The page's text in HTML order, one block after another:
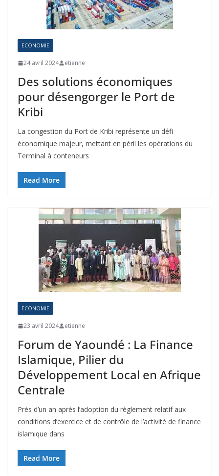
ECONOMIE
24 avril 2024 etienne
Des solutions économiques
pour désengorger le Port de
Kribi
La congestion du Port de Kribi représente un défi
économique majeur, mettant en péril les opérations du
Terminal à conteneurs
Read More
ECONOMIE
23 avril 2024 etienne
Forum de Yaoundé : La Finance
Islamique, Pilier du
Développement Local en Afrique
Centrale
Près d’un an après l’adoption du règlement relatif aux
conditions d’exercice et de contrôle de l’activité de finance
islamique dans
Read More